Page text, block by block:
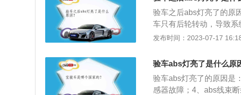
法减速或调整车辆行驶轨
圈规格，参考油箱盖旁
灯开关调整不当；刹车
用手指将刹车开关连杆往
防抱死制动系统故障，紧
法减速或调整车辆行驶轨
引擎启动后ABS警告灯一
铁线路接触不良；ABS
头是否间隙变大；更换
别太大；轮胎规格不正确
圈规格，参考油箱盖旁
灯开关调整不当；刹车
正常。原因2：由于系统
良而使系统故障。处理
S警告灯间歇性亮起，加
而电瓶电压下降低于
重；检查充电系统；检查
引擎启动后ABS警告灯
铁线路接触不良；ABS
验车之后abs灯亮了的原
车只有后轮转动，导致
传感器、abs线路、abs
证车轮与地面的附着力在
障灯：发动机有故障；2
灯：缺少机油。
发布时间：2023-07-17
验车abs灯亮了是什么原
验车abs灯亮了的原因是
感器故障；4、abs线束